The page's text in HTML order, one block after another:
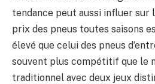
tendance peut aussi influer sur
prix des pneus toutes saisons
élevé que celui des pneus
souvent plus compétitif que le
traditionnel avec deux jeux